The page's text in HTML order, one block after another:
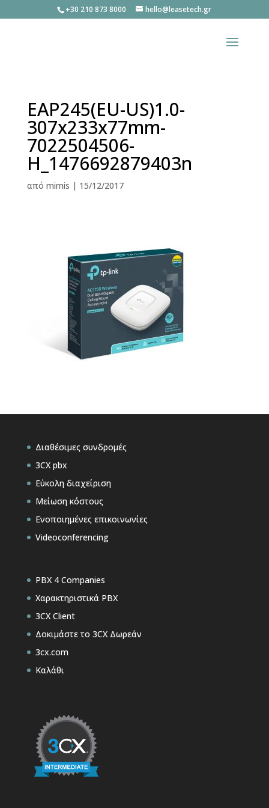
+30 210 873 8000 hello@leasetech.gr
EAP245(EU-US)1.0-
307x233x77mm-
7022504506-
H_1476692879403n
από mimis | 15/12/2017
Διαθέσιμες συνδρομές
3CX pbx
Εύκολη διαχείριση
Μείωση κόστους
Ενοποιημένες επικοινωνίες
Videoconferencing
PBX 4 Companies
Χαρακτηριστικά PBX
3CX Client
Δοκιμάστε το 3CX Δωρεάν
3cx.com
Καλάθι